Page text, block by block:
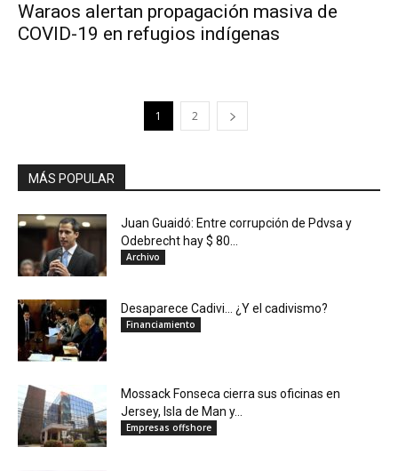
Waraos alertan propagación masiva de
COVID-19 en refugios indígenas
1 2
MÁS POPULAR
Juan Guaidó: Entre corrupción de Pdvsa y
Odebrecht hay $ 80...
Archivo
Desaparece Cadivi… ¿Y el cadivismo?
Financiamiento
Mossack Fonseca cierra sus oficinas en
Jersey, Isla de Man y...
Empresas offshore